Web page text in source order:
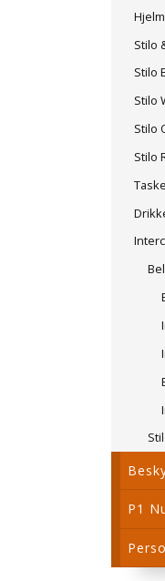
Stilo
Stilo
Stilo
Stilo
Stilo
P1